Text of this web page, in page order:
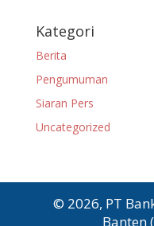
Kategori
Berita
Pengumuman
Siaran Pers
Uncategorized
© 2026, PT
Banten